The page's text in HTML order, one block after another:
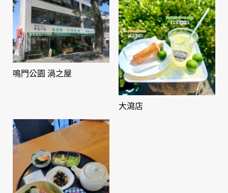
鳴門公園 渦之屋
大瀉店